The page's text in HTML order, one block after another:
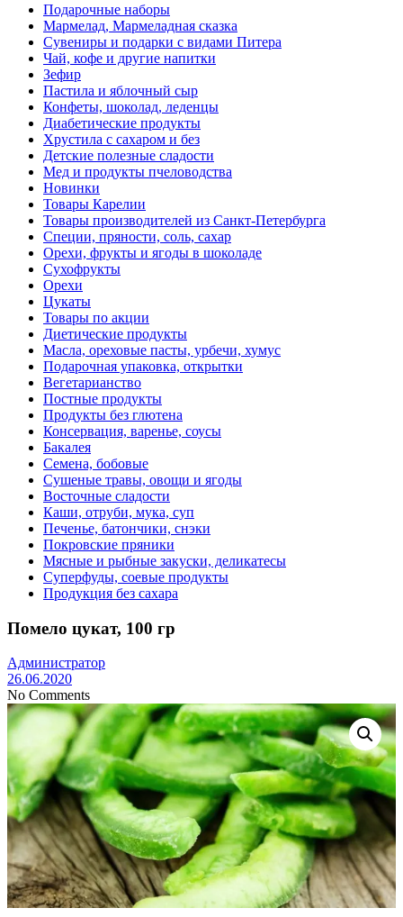
Подарочные наборы
Мармелад, Мармеладная сказка
Сувениры и подарки с видами Питера
Чай, кофе и другие напитки
Зефир
Пастила и яблочный сыр
Конфеты, шоколад, леденцы
Диабетические продукты
Хрустила с сахаром и без
Детские полезные сладости
Мед и продукты пчеловодства
Новинки
Товары Карелии
Товары производителей из Санкт-Петербурга
Специи, пряности, соль, сахар
Орехи, фрукты и ягоды в шоколаде
Сухофрукты
Орехи
Цукаты
Товары по акции
Диетические продукты
Масла, ореховые пасты, урбечи, хумус
Подарочная упаковка, открытки
Вегетарианство
Постные продукты
Продукты без глютена
Консервация, варенье, соусы
Бакалея
Семена, бобовые
Сушеные травы, овощи и ягоды
Восточные сладости
Каши, отруби, мука, суп
Печенье, батончики, снэки
Покровские пряники
Мясные и рыбные закуски, деликатесы
Суперфуды, соевые продукты
Продукция без сахара
Помело цукат, 100 гр
Администратор
26.06.2020
No Comments